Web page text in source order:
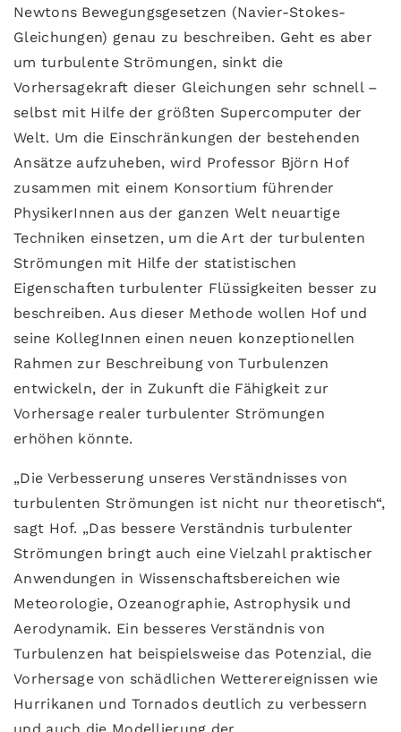
Newtons Bewegungsgesetzen (Navier-Stokes-
Gleichungen) genau zu beschreiben. Geht es aber
um turbulente Strömungen, sinkt die
Vorhersagekraft dieser Gleichungen sehr schnell –
selbst mit Hilfe der größten Supercomputer der
Welt. Um die Einschränkungen der bestehenden
Ansätze aufzuheben, wird Professor Björn Hof
zusammen mit einem Konsortium führender
PhysikerInnen aus der ganzen Welt neuartige
Techniken einsetzen, um die Art der turbulenten
Strömungen mit Hilfe der statistischen
Eigenschaften turbulenter Flüssigkeiten besser zu
beschreiben. Aus dieser Methode wollen Hof und
seine KollegInnen einen neuen konzeptionellen
Rahmen zur Beschreibung von Turbulenzen
entwickeln, der in Zukunft die Fähigkeit zur
Vorhersage realer turbulenter Strömungen
erhöhen könnte.
„Die Verbesserung unseres Verständnisses von
turbulenten Strömungen ist nicht nur theoretisch“,
sagt Hof. „Das bessere Verständnis turbulenter
Strömungen bringt auch eine Vielzahl praktischer
Anwendungen in Wissenschaftsbereichen wie
Meteorologie, Ozeanographie, Astrophysik und
Aerodynamik. Ein besseres Verständnis von
Turbulenzen hat beispielsweise das Potenzial, die
Vorhersage von schädlichen Wetterereignissen wie
Hurrikanen und Tornados deutlich zu verbessern